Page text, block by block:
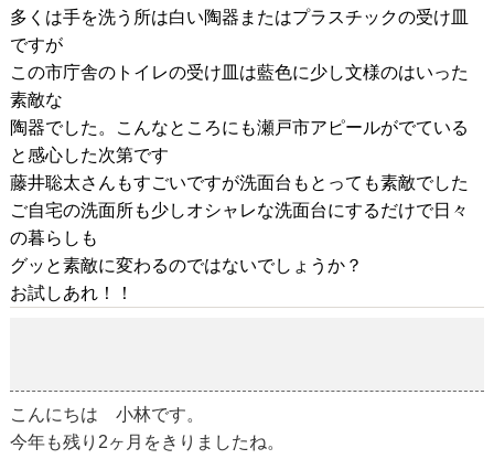
多くは手を洗う所は白い陶器またはプラスチックの受け皿
ですが
この市庁舎のトイレの受け皿は藍色に少し文様のはいった
素敵な
陶器でした。こんなところにも瀬戸市アピールがでている
と感心した次第です
藤井聡太さんもすごいですが洗面台もとっても素敵でした
ご自宅の洗面所も少しオシャレな洗面台にするだけで日々
の暮らしも
グッと素敵に変わるのではないでしょうか？
お試しあれ！！
こんにちは 小林です。
今年も残り2ヶ月をきりましたね。